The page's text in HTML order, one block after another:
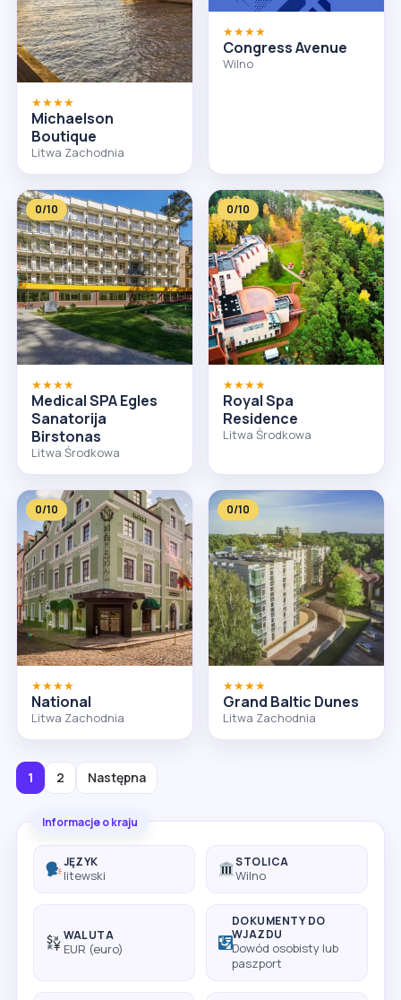
★★★★
Michaelson
Boutique
Litwa Zachodnia
★★★★
Congress Avenue
Wilno
0/10
★★★★
Medical SPA Egles
Sanatorija
Birstonas
Litwa Środkowa
0/10
★★★★
Royal Spa
Residence
Litwa Środkowa
0/10
★★★★
National
Litwa Zachodnia
0/10
★★★★
Grand Baltic Dunes
Litwa Zachodnia
1 2 Następna
Informacje o kraju
JĘZYK
litewski
STOLICA
Wilno
WALUTA
EUR (euro)
DOKUMENTY DO
WJAZDU
Dowód osobisty lub
paszport